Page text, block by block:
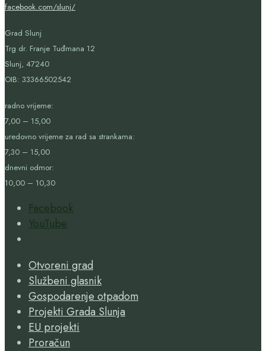
facebook.com/slunj/
Grad Slunj
Trg dr. Franje Tuđmana 12
Slunj, 47240
OIB: 33366502542
radno vrijeme:
7,00 – 15,00
uredovno vrijeme za rad sa strankama:
7,30 – 15,00
dnevni odmor:
10,00 – 10,30
Facebook
YouTube
Window
Otvoreni grad
Službeni glasnik
Gospodarenje otpadom
Projekti Grada Slunja
EU projekti
Proračun